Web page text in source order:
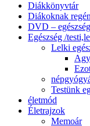
Diákkönyvtár
Diákoknak
DVD – egészség
Egészség /
Lelki
Testünk
életmód
Életrajzok
Memoár